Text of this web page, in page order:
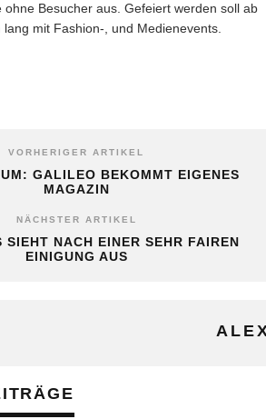
ohne Besucher aus. Gefeiert werden soll ab
mit Fashion-, und Medienevents.
VORHERIGER ARTIKEL
GALILEO BEKOMMT EIGENES
MAGAZIN
NÄCHSTER ARTIKEL
SIEHT NACH EINER SEHR FAIREN
EINIGUNG AUS